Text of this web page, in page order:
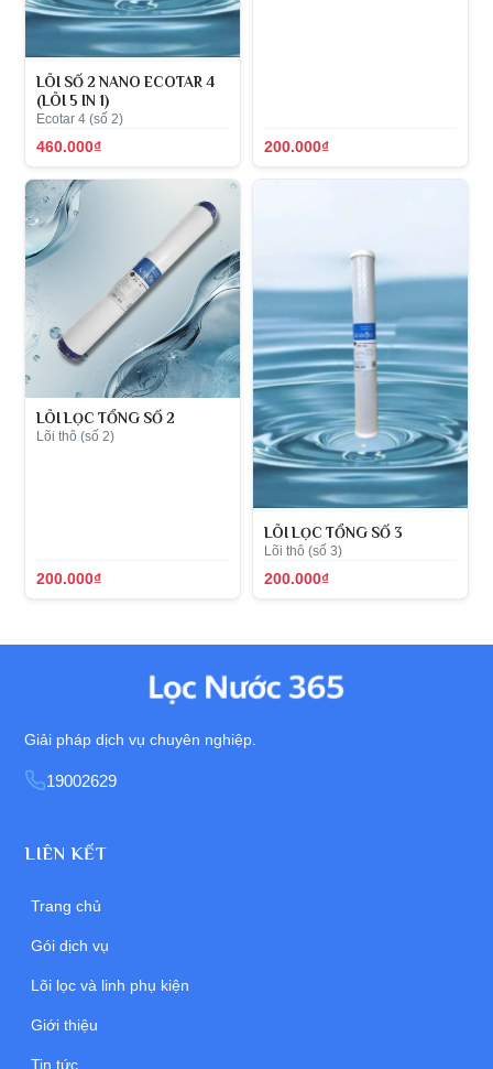
LÕI SỐ 2 NANO ECOTAR 4
(LÕI 5 IN 1)
Ecotar 4 (số 2)
460.000₫ 200.000₫
LÕI LỌC TỔNG SỐ 2
Lõi thô (số 2)
200.000₫
LÕI LỌC TỔNG SỐ 3
Lõi thô (số 3)
200.000₫
Giải pháp dịch vụ chuyên nghiệp.
19002629
LIÊN KẾT
Trang chủ
Gói dịch vụ
Lõi lọc và linh phụ kiện
Giới thiệu
Tin tức